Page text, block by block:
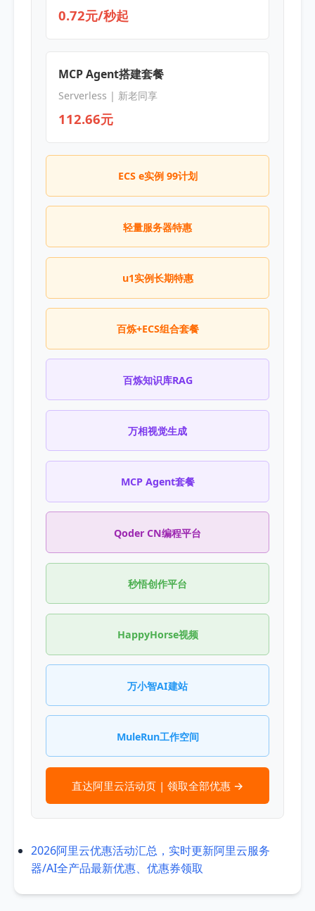
0.72元/秒起
MCP Agent搭建套餐
Serverless | 新老同享
112.66元
ECS e实例 99计划
轻量服务器特惠
u1实例长期特惠
百炼+ECS组合套餐
百炼知识库RAG
万相视觉生成
MCP Agent套餐
Qoder CN编程平台
秒悟创作平台
HappyHorse视频
万小智AI建站
MuleRun工作空间
直达阿里云活动页 | 领取全部优惠 →
2026阿里云优惠活动汇总，实时更新阿里云服务
器/AI全产品最新优惠、优惠券领取